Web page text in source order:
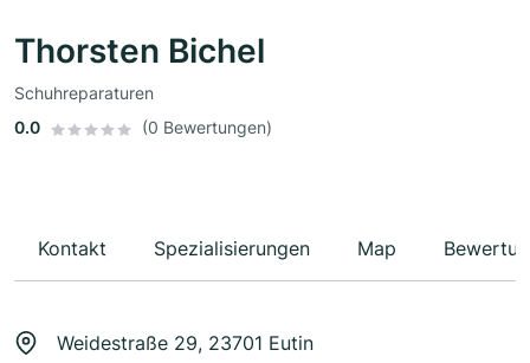
Thorsten Bichel
Schuhreparaturen
0.0
(0 Bewertungen)
Kontakt Spezialisierungen Map
Weidestraße 29, 23701 Eutin